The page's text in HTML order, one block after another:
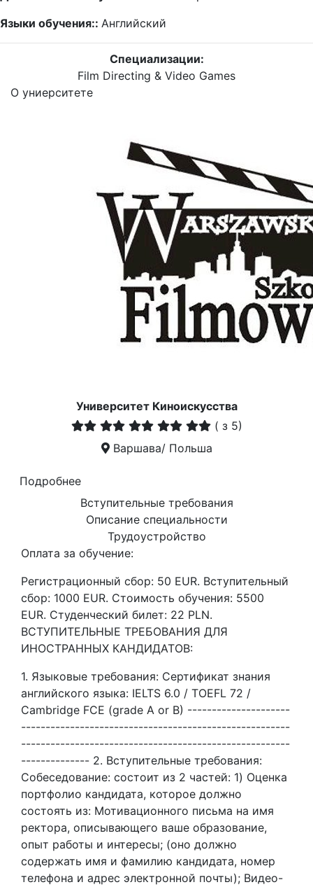
Языки обучения:: Английский
Специализации:
Film Directing & Video Games
О униерситете
Университет Киноискусства
( з 5)
Варшава/ Польша
Подробнее
Вступительные требования
Описание специальности
Трудоустройство
Оплата за обучение:
Регистрационный сбор: 50 EUR. Вступительный
сбор: 1000 EUR. Стоимость обучения: 5500
EUR. Студенческий билет: 22 PLN.
ВСТУПИТЕЛЬНЫЕ ТРЕБОВАНИЯ ДЛЯ
ИНОСТРАННЫХ КАНДИДАТОВ:
1. Языковые требования: Сертификат знания
английского языка: IELTS 6.0 / TOEFL 72 /
Cambridge FCE (grade A or B) ---------------------
-------------------------------------------------------
-------------------------------------------------------
-------------- 2. Вступительные требования:
Собеседование: состоит из 2 частей: 1) Оценка
портфолио кандидата, которое должно
состоять из: Мотивационного письма на имя
ректора, описывающего ваше образование,
опыт работы и интересы; (оно должно
содержать имя и фамилию кандидата, номер
телефона и адрес электронной почты); Видео-